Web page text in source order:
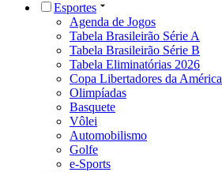
Esportes
Agenda de Jogos
Tabela Brasileirão Série A
Tabela Brasileirão Série B
Tabela Eliminatórias 2026
Copa Libertadores da América
Olimpíadas
Basquete
Vôlei
Automobilismo
Golfe
e-Sports